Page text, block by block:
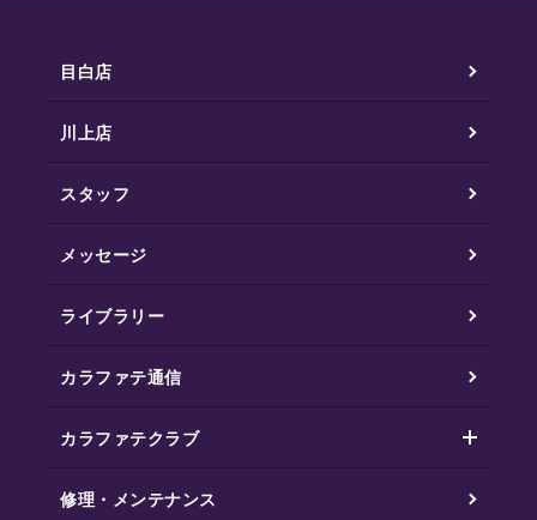
目白店
川上店
スタッフ
メッセージ
ライブラリー
カラファテ通信
カラファテクラブ
修理・メンテナンス